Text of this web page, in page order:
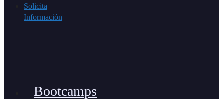
Solicita
Información
Bootcamps